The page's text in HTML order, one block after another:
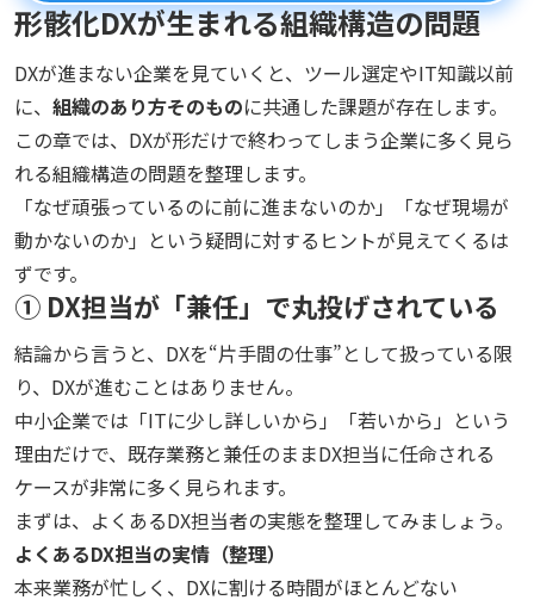
形骸化DXが生まれる組織構造の問題
DXが進まない企業を見ていくと、ツール選定やIT知識以前
に、 組織のあり方そのものに共通した課題が存在します。
この章では、DXが形だけで終わってしまう企業に多く見ら
れる組織構造の問題を整理します。
「なぜ頑張っているのに前に進まないのか」「なぜ現場が
動かないのか」という疑問に対するヒントが見えてくるは
ずです。
① DX担当が「兼任」で丸投げされている
結論から言うと、DXを“片手間の仕事”として扱っている限
り、DXが進むことはありません。
中小企業では「ITに少し詳しいから」「若いから」という
理由だけで、既存業務と兼任のままDX担当に任命される
ケースが非常に多く見られます。
まずは、よくあるDX担当者の実態を整理してみましょう。
よくあるDX担当の実情（整理）
本来業務が忙しく、DXに割ける時間がほとんどない